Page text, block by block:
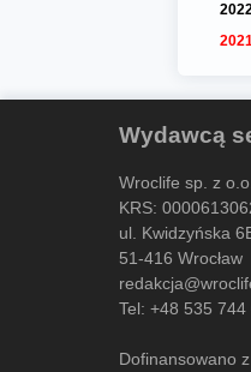
Wydawcą
Wroclife sp. z o.o.
KRS:
ul. Kwidzyńska
51-416 Wrocław
Tel: +48 535 744
Dofinansowano